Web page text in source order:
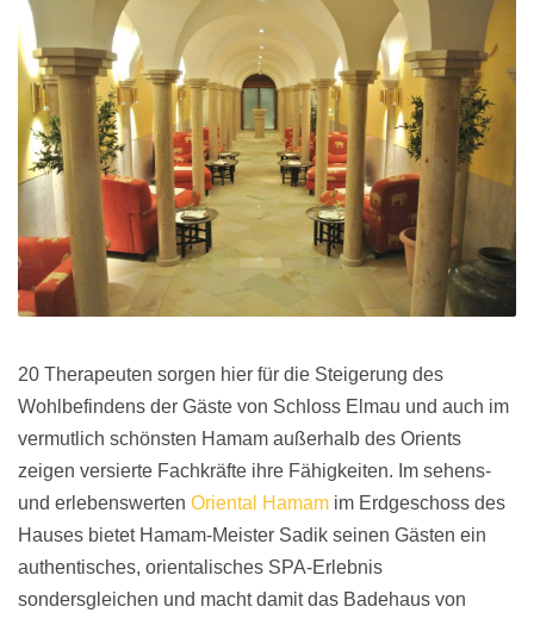
20 Therapeuten sorgen hier für die Steigerung des
Wohlbefindens der Gäste von Schloss Elmau und auch im
vermutlich schönsten Hamam außerhalb des Orients
zeigen versierte Fachkräfte ihre Fähigkeiten. Im sehens-
und erlebenswerten Oriental Hamam im Erdgeschoss des
Hauses bietet Hamam-Meister Sadik seinen Gästen ein
authentisches, orientalisches SPA-Erlebnis
sondersgleichen und macht damit das Badehaus von